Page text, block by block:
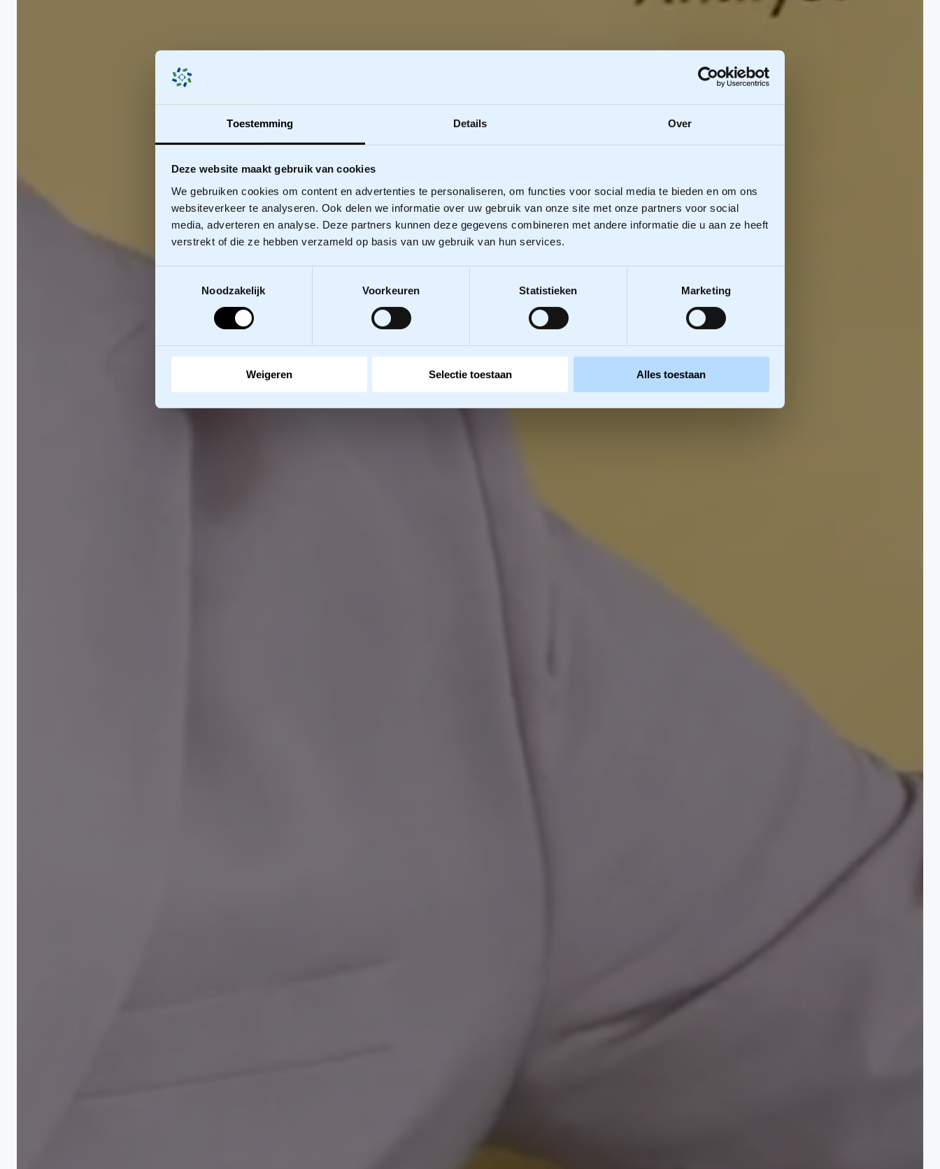
Toestemming Details Over
Deze website maakt gebruik van cookies
We gebruiken cookies om content en advertenties te personaliseren, om functies voor social media te bieden en om ons
websiteverkeer te analyseren. Ook delen we informatie over uw gebruik van onze site met onze partners voor social
media, adverteren en analyse. Deze partners kunnen deze gegevens combineren met andere informatie die u aan ze heeft
verstrekt of die ze hebben verzameld op basis van uw gebruik van hun services.
Noodzakelijk
Voorkeuren Statistieken Marketing
Weigeren Selectie toestaan Alles toestaan